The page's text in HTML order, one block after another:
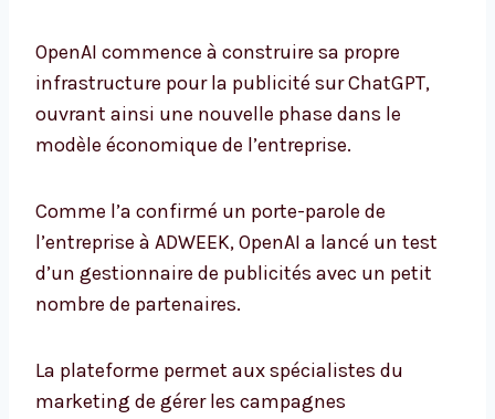
OpenAI commence à construire sa propre
infrastructure pour la publicité sur ChatGPT,
ouvrant ainsi une nouvelle phase dans le
modèle économique de l’entreprise.
Comme l’a confirmé un porte-parole de
l’entreprise à ADWEEK, OpenAI a lancé un test
d’un gestionnaire de publicités avec un petit
nombre de partenaires.
La plateforme permet aux spécialistes du
marketing de gérer les campagnes